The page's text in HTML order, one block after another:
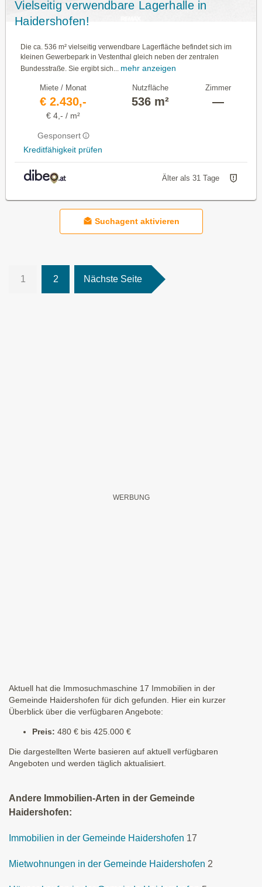
Vielseitig verwendbare Lagerhalle in
Haidershofen!
Die ca. 536 m² vielseitig verwendbare Lagerfläche befindet sich im
kleinen Gewerbepark in Vestenthal gleich neben der zentralen
Bundesstraße. Sie ergibt sich...
mehr anzeigen
Miete / Monat
€ 2.430,-
€ 4,- / m²
Gesponsert
Kreditfähigkeit prüfen
Nutzfläche
536 m²
Zimmer
—
Älter als 31 Tage
Suchagent aktivieren
1 2 Nächste Seite
Aktuell hat die Immosuchmaschine 17 Immobilien in der
Gemeinde Haidershofen für dich gefunden. Hier ein kurzer
Überblick über die verfügbaren Angebote:
Preis: 480 € bis 425.000 €
Die dargestellten Werte basieren auf aktuell verfügbaren
Angeboten und werden täglich aktualisiert.
Andere Immobilien-Arten in der Gemeinde
Haidershofen:
Immobilien in der Gemeinde Haidershofen 17
Mietwohnungen in der Gemeinde Haidershofen 2